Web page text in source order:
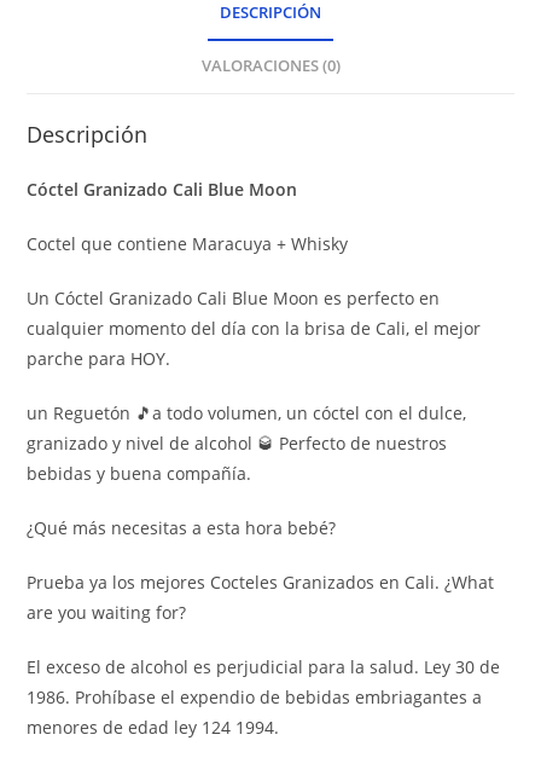
DESCRIPCIÓN
VALORACIONES (0)
Descripción
Cóctel Granizado Cali Blue Moon
Coctel que contiene Maracuya + Whisky
Un Cóctel Granizado Cali Blue Moon es perfecto en
cualquier momento del día con la brisa de Cali, el mejor
parche para HOY.
un Reguetón 🎵a todo volumen, un cóctel con el dulce,
granizado y nivel de alcohol 🥃 Perfecto de nuestros
bebidas y buena compañía.
¿Qué más necesitas a esta hora bebé?
Prueba ya los mejores Cocteles Granizados en Cali. ¿What
are you waiting for?
El exceso de alcohol es perjudicial para la salud. Ley 30 de
1986. Prohíbase el expendio de bebidas embriagantes a
menores de edad ley 124 1994.